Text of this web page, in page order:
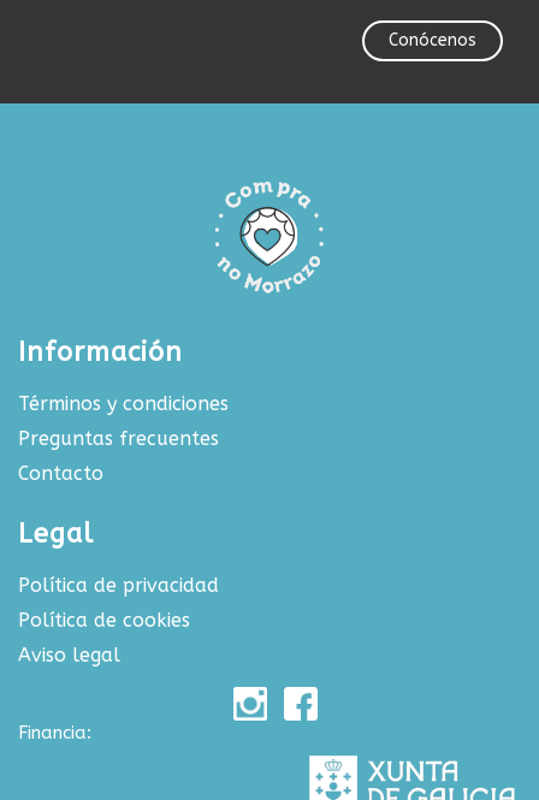
Conócenos
Información
Términos y condiciones
Preguntas frecuentes
Contacto
Legal
Política de privacidad
Política de cookies
Aviso legal
Financia: